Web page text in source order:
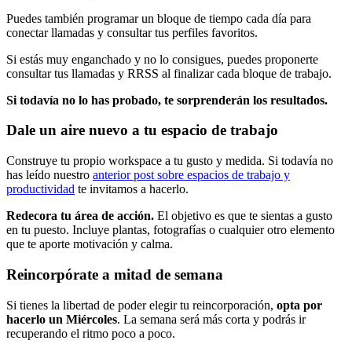
Puedes también programar un bloque de tiempo cada día para
conectar llamadas y consultar tus perfiles favoritos.
Si estás muy enganchado y no lo consigues, puedes proponerte
consultar tus llamadas y RRSS al finalizar cada bloque de trabajo.
Si todavía no lo has probado, te sorprenderán los resultados.
Dale un aire nuevo a tu espacio de trabajo
Construye tu propio workspace a tu gusto y medida. Si todavía no
has leído nuestro anterior post sobre espacios de trabajo y
productividad te invitamos a hacerlo.
Redecora tu área de acción. El objetivo es que te sientas a gusto
en tu puesto. Incluye plantas, fotografías o cualquier otro elemento
que te aporte motivación y calma.
Reincorpórate a mitad de semana
Si tienes la libertad de poder elegir tu reincorporación, opta por
hacerlo un Miércoles. La semana será más corta y podrás ir
recuperando el ritmo poco a poco.